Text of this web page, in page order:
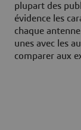
plupart des
évidence les
chaque
unes avec les
comparer aux